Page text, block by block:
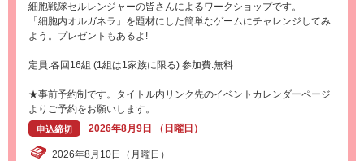
細胞戦隊セルレンジャーの皆さんによるワークショップです。
「細胞内オルガネラ」を題材にした簡単なゲームにチャレンジしてみ
よう。プレゼントもあるよ!
定員:各回16組 (1組は1家族に限る) 参加費:無料
★事前予約制です。タイトル内リンク先のイベントカレンダーページ
よりご予約をお願いします。
申込締切 2026年8月9日 （日曜日）
2026年8月10日（月曜日）